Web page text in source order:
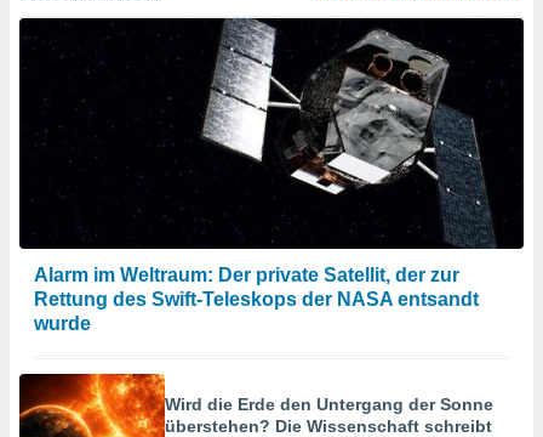
Alarm im Weltraum: Der private Satellit, der zur
Rettung des Swift-Teleskops der NASA entsandt
wurde
Wird die Erde den Untergang der Sonne
überstehen? Die Wissenschaft schreibt